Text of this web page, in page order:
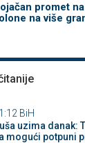
promet
na više
BiH
uzima danak:
mogući potpuni